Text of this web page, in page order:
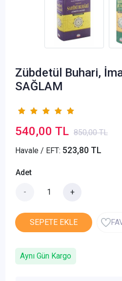
Zübdetül Buhari,
SAĞLAM
540,00 TL 850,00 TL
Havale / EFT: 523,80 TL
Adet
- +
SEPETE EKLE
Aynı Gün Kargo